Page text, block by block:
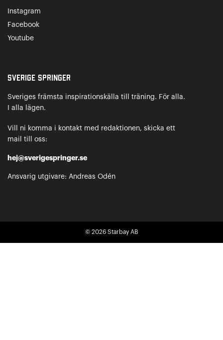
Instagram
Facebook
Youtube
Sverige Springer
Sveriges främsta inspirationskälla till träning. För alla.
I alla lägen.
Vill ni komma i kontakt med redaktionen, skicka ett
mail till oss:
hej@sverigespringer.se
Ansvarig utgivare: Andreas Odén
© 2026 Starbay AB